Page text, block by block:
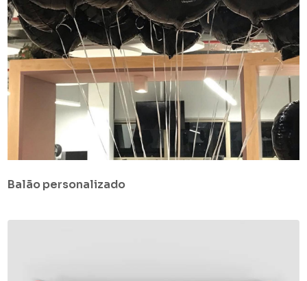
Balão personalizado